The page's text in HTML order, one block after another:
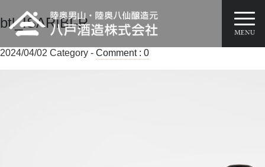
btl_ISARIBI-R
2024/04/02 Category - Comment : 0